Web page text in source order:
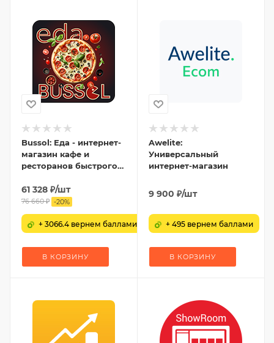
Bussol: Еда - интернет-
магазин кафе и
ресторанов быстрого
61 328 ₽/шт
76 660₽ -20%
+ 3066.4 вернем баллами
В КОРЗИНУ
Awelite:
Универсальный
интернет-магазин
9 900 ₽/шт
+ 495 вернем баллами
В КОРЗИНУ